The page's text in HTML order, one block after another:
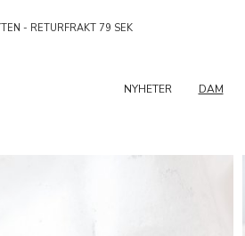
- RETURFRAKT 79 SEK
NYHETER DAM